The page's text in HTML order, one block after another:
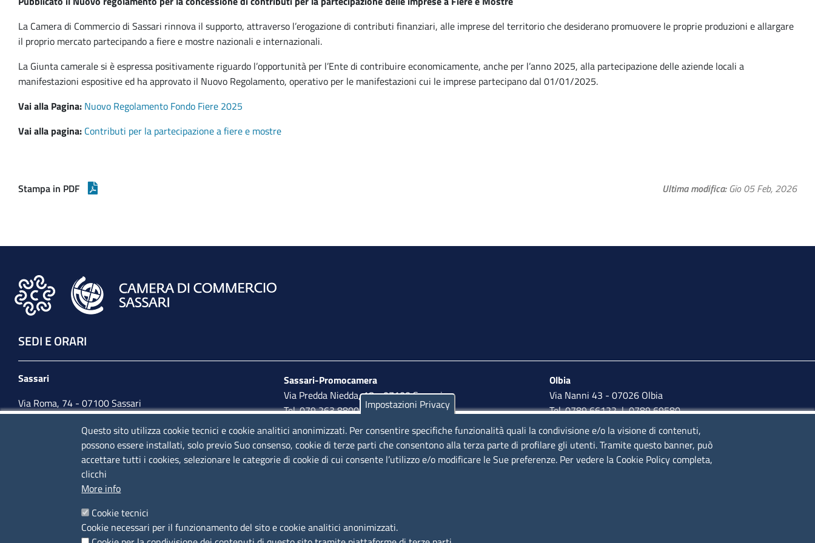
La Camera di Commercio di Sassari rinnova il supporto, attraverso l’erogazione di contributi finanziari, alle imprese del territorio che desiderano promuovere le proprie produzioni e allargare
il proprio mercato partecipando a fiere e mostre nazionali e internazionali.
La Giunta camerale si è espressa positivamente riguardo l’opportunità per l’Ente di contribuire economicamente, anche per l’anno 2025, alla partecipazione delle aziende locali a
manifestazioni espositive ed ha approvato il Nuovo Regolamento, operativo per le manifestazioni cui le imprese partecipano dal 01/01/2025.
Vai alla Pagina: Nuovo Regolamento Fondo Fiere 2025
Vai alla pagina: Contributi per la partecipazione a fiere e mostre
Stampa in PDF Ultima modifica Gio 05 Feb, 2026
SEDI E ORARI
Sassari
Via Roma, 74 - 07100 Sassari
Tel. 079 2080274
lunedì - venerdì: 10,00 - 13,00; mercoledì pomeriggio:
Sassari-Promocamera
Via Predda Niedda, 18 - 07100 Sassari
Tel. 079 263 8800 | Fax 079 2638810
lunedì al venerdì: 10,00 - 13,00; mercoledì pomeriggio:
15,30 - 17,00
Olbia
Via Nanni 43 - 07026 Olbia
Tel. 0789 66122 | 0789 69580
mail:ufficio.olbia@ss.camcom.it
lunedì al venerdì: 9,00 - 12,00; lunedì pomeriggio: 16,00 -
17,00
Camera di Commercio, Industria, Artigianato e Segnalazione di illecito
Impostazioni Privacy
Questo sito utilizza cookie tecnici e cookie analitici anonimizzati. Per consentire specifiche funzionalità quali la condivisione e/o la visione di contenuti,
possono essere installati, solo previo Suo consenso, cookie di terze parti che consentono alla terza parte di profilare gli utenti. Tramite questo banner, può
accettare tutti i cookies, selezionare le categorie di cookie di cui consente l’utilizzo e/o modificare le Sue preferenze. Per vedere la Cookie Policy completa,
clicchi
More info
Cookie tecnici
Cookie necessari per il funzionamento del sito e cookie analitici anonimizzati.